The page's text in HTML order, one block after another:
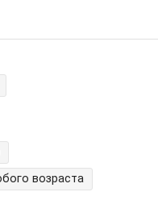
возраста